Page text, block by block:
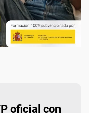
oficial con